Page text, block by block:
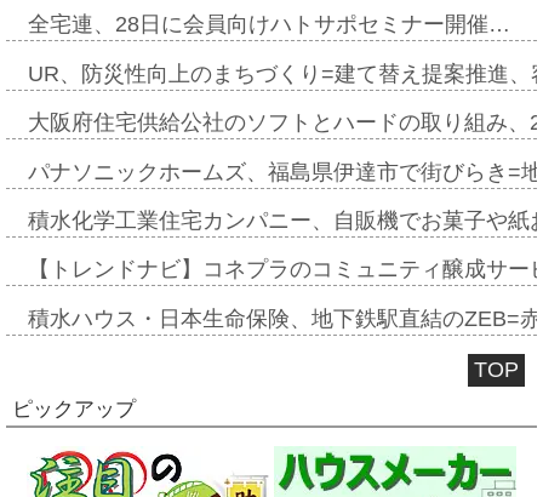
全宅連、28日に会員向けハトサポセミナー開催…
UR、防災性向上のまちづくり=建て替え提案推進
大阪府住宅供給公社のソフトとハードの取り組み
パナソニックホームズ、福島県伊達市で街びらき=
積水化学工業住宅カンパニー、自販機でお菓子や
【トレンドナビ】コネプラのコミュニティ醸成サ
積水ハウス・日本生命保険、地下鉄駅直結のZEB=
TOP
ピックアップ